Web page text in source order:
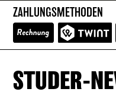
ZAHLUNGSMETHODEN
STUDER-